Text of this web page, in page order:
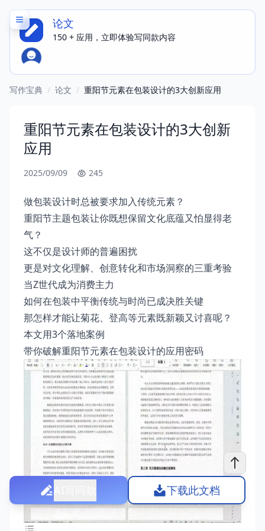
论文
150 + 应用，立即体验写同款内容
写作宝典 / 论文 / 重阳节元素在包装设计的3大创新应用
重阳节元素在包装设计的3大创新
应用
2025/09/09 245
做包装设计时总被要求加入传统元素？
重阳节主题包装让你既想保留文化底蕴又怕显得老
气？
这不仅是设计师的普遍困扰
更是对文化理解、创意转化和市场洞察的三重考验
当Z世代成为消费主力
如何在包装中平衡传统与时尚已成决胜关键
那怎样才能让菊花、登高等元素既新颖又讨喜呢？
本文用3个落地案例
带你破解重阳节元素在包装设计的应用密码
下载此文档